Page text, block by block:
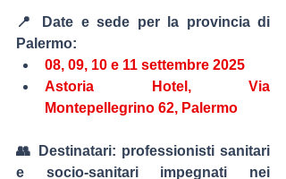
📍
Date e sede per la provincia di
Palermo:
08, 09, 10 e 11 settembre 2025
Astoria Hotel, Via
Montepellegrino 62, Palermo
👥 Destinatari: professionisti sanitari
e socio-sanitari impegnati nei